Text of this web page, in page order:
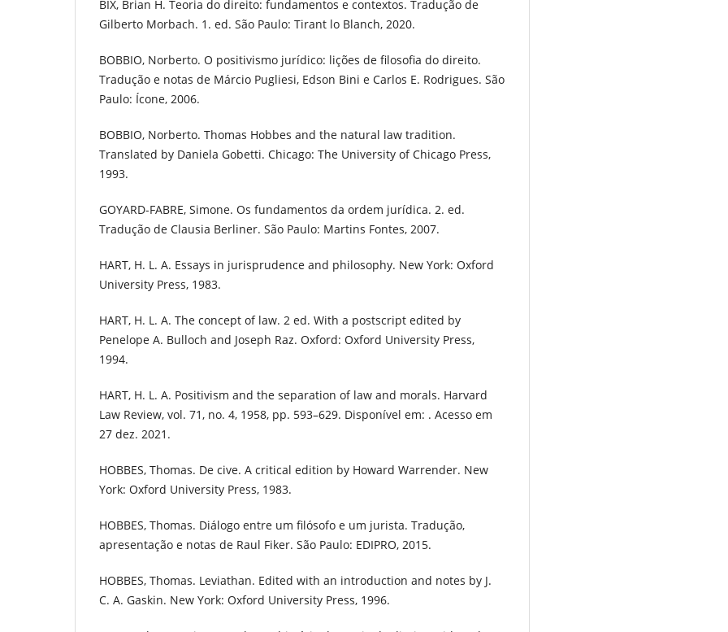
BIX, Brian H. Teoria do direito: fundamentos e contextos. Tradução de
Gilberto Morbach. 1. ed. São Paulo: Tirant lo Blanch, 2020.
BOBBIO, Norberto. O positivismo jurídico: lições de filosofia do direito.
Tradução e notas de Márcio Pugliesi, Edson Bini e Carlos E. Rodrigues. São
Paulo: Ícone, 2006.
BOBBIO, Norberto. Thomas Hobbes and the natural law tradition.
Translated by Daniela Gobetti. Chicago: The University of Chicago Press,
1993.
GOYARD-FABRE, Simone. Os fundamentos da ordem jurídica. 2. ed.
Tradução de Clausia Berliner. São Paulo: Martins Fontes, 2007.
HART, H. L. A. Essays in jurisprudence and philosophy. New York: Oxford
University Press, 1983.
HART, H. L. A. The concept of law. 2 ed. With a postscript edited by
Penelope A. Bulloch and Joseph Raz. Oxford: Oxford University Press,
1994.
HART, H. L. A. Positivism and the separation of law and morals. Harvard
Law Review, vol. 71, no. 4, 1958, pp. 593–629. Disponível em: . Acesso em
27 dez. 2021.
HOBBES, Thomas. De cive. A critical edition by Howard Warrender. New
York: Oxford University Press, 1983.
HOBBES, Thomas. Diálogo entre um filósofo e um jurista. Tradução,
apresentação e notas de Raul Fiker. São Paulo: EDIPRO, 2015.
HOBBES, Thomas. Leviathan. Edited with an introduction and notes by J.
C. A. Gaskin. New York: Oxford University Press, 1996.